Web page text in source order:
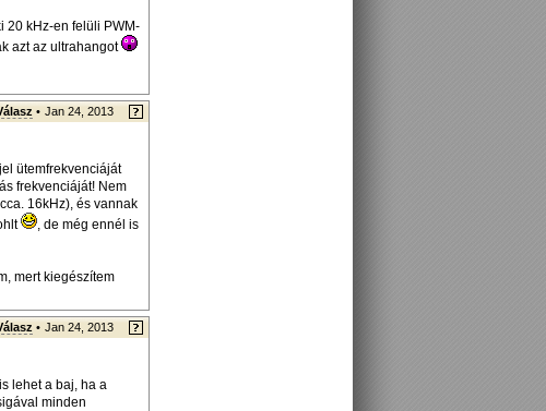
20 kHz-en felüli PWM-
azt az ultrahangot
• Jan 24, 2013
ütemfrekvenciáját
frekvenciáját! Nem
16kHz), és vannak
, de még ennél is
mert kiegészítem
• Jan 24, 2013
lehet a baj, ha a
minden